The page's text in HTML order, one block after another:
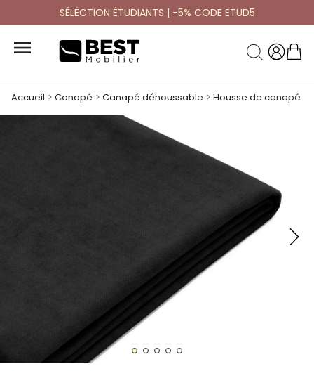
SÉLÉCTION ÉTUDIANTS | -5% CODE ETUD5

Accueil Canapé Canapé déhoussable Housse de canapé